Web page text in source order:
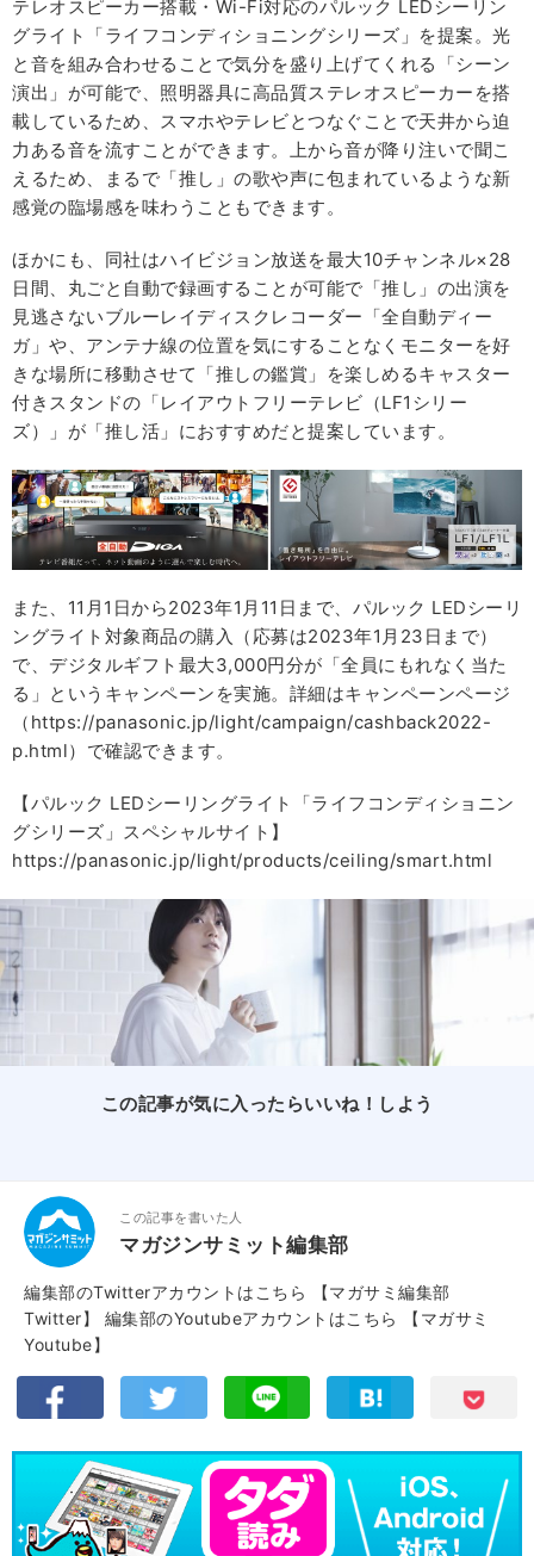
テレオスピーカー搭載・Wi-Fi対応のパルック LEDシーリン
グライト「ライフコンディショニングシリーズ」を提案。光
と音を組み合わせることで気分を盛り上げてくれる「シーン
演出」が可能で、照明器具に高品質ステレオスピーカーを搭
載しているため、スマホやテレビとつなぐことで天井から迫
力ある音を流すことができます。上から音が降り注いで聞こ
えるため、まるで「推し」の歌や声に包まれているような新
感覚の臨場感を味わうこともできます。
ほかにも、同社はハイビジョン放送を最大10チャンネル×28
日間、丸ごと自動で録画することが可能で「推し」の出演を
見逃さないブルーレイディスクレコーダー「全自動ディー
ガ」や、アンテナ線の位置を気にすることなくモニターを好
きな場所に移動させて「推しの鑑賞」を楽しめるキャスター
付きスタンドの「レイアウトフリーテレビ（LF1シリー
ズ）」が「推し活」におすすめだと提案しています。
また、11月1日から2023年1月11日まで、パルック LEDシーリ
ングライト対象商品の購入（応募は2023年1月23日まで）
で、デジタルギフト最大3,000円分が「全員にもれなく当た
る」というキャンペーンを実施。詳細はキャンペーンページ
（https://panasonic.jp/light/campaign/cashback2022-
p.html）で確認できます。
【パルック LEDシーリングライト「ライフコンディショニン
グシリーズ」スペシャルサイト】
https://panasonic.jp/light/products/ceiling/smart.html
この記事が気に入ったらいいね！しよう
この記事を書いた人
マガジンサミット編集部
編集部のTwitterアカウントはこちら
【マガサミ編集部
Twitter】
編集部のYoutubeアカウントはこちら
【マガサミ
Youtube】